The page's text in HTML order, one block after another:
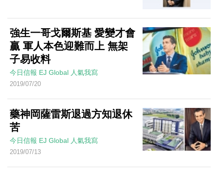
強生一哥戈爾斯基 愛變才會
贏 軍人本色迎難而上 無架
子易收料
今日信報 EJ Global 人氣我寫
2019/07/20
藥神岡薩雷斯退過方知退休
苦
今日信報 EJ Global 人氣我寫
2019/07/13